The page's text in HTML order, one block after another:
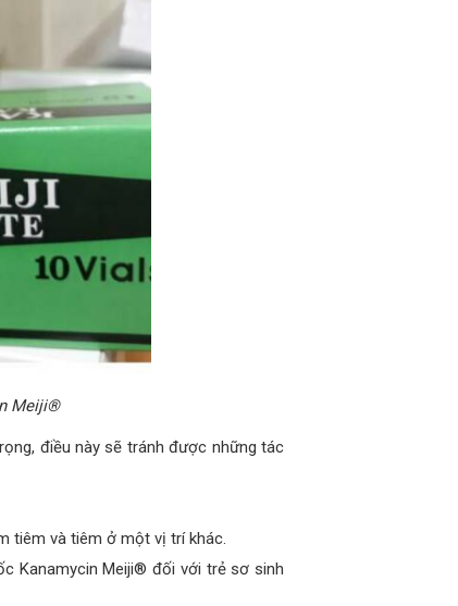
Meiji®
điều này sẽ tránh được những tác
tiêm và tiêm ở một vị trí khác.
Kanamycin Meiji® đối với trẻ sơ sinh